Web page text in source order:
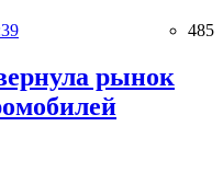
485
рынок